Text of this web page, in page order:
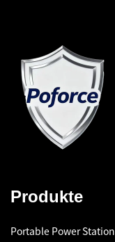
Produkte
Portable Power Station